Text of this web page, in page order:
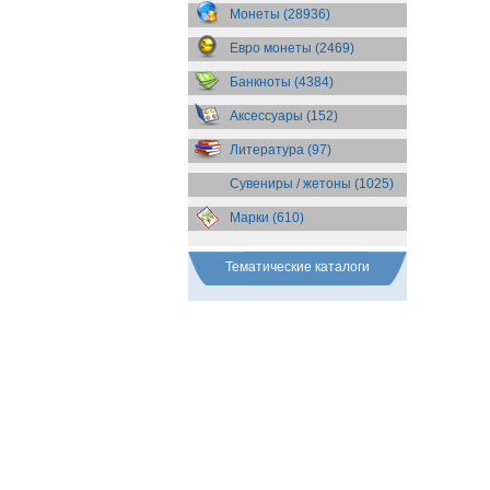
Бразилия(55)
Брит. Антарктические
территории(36)
Брит. Виргинские острова(47)
Брит. Восточная Африка
Брит. Западная Африка(25)
Брит. Ост-Индийская компания
(11)
Брит. территория в Индийском
океане(24)
Бруней(4)
Бурунди(2)
Бутан(10)
Ватикан(85)
Великобритания(308)
Венгрия(179)
Монеты (28936)
Евро монеты (2469)
Банкноты (4384)
Аксессуары (152)
Литература (97)
Сувениры / жетоны (1025)
Марки (610)
Тематические каталоги